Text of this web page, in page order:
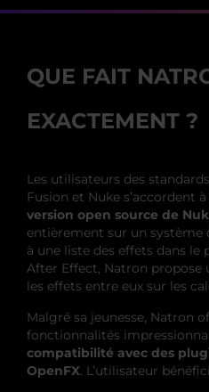
QUE FAIT
EXACTEMENT ?
Les utilisateurs des
Fusion et Nuke s’accordent
version open source de
entièrement sur un système
à une liste des effets dans le
After Effect, Natron propose
les effets entre eux sur les
Malgré sa jeunesse, Natron
fonctionnalités
compatibilité avec des
OpenFX. L’utilisateur